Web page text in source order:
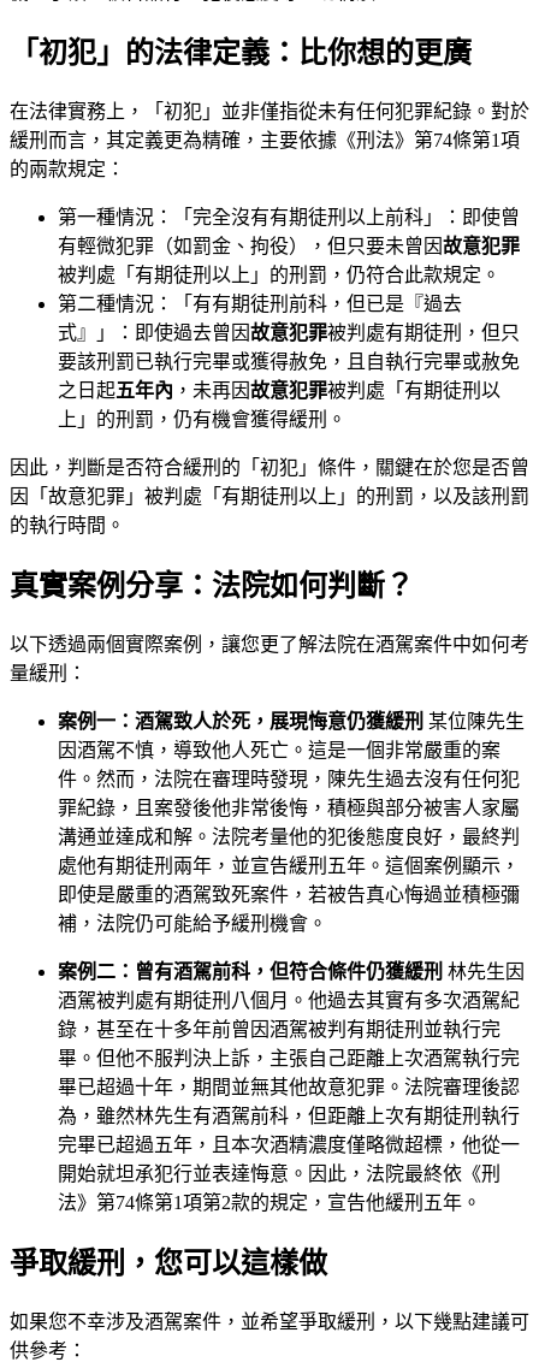
「初犯」的法律定義：比你想的更廣
在法律實務上，「初犯」並非僅指從未有任何犯罪紀錄。對於
緩刑而言，其定義更為精確，主要依據《刑法》第74條第1項
的兩款規定：
第一種情況：「完全沒有有期徒刑以上前科」：即使曾
有輕微犯罪（如罰金、拘役），但只要未曾因故意犯罪
被判處「有期徒刑以上」的刑罰，仍符合此款規定。
第二種情況：「有有期徒刑前科，但已是『過去
式』」：即使過去曾因故意犯罪被判處有期徒刑，但只
要該刑罰已執行完畢或獲得赦免，且自執行完畢或赦免
之日起五年內 ，未再因故意犯罪被判處「有期徒刑以
上」的刑罰，仍有機會獲得緩刑。
因此，判斷是否符合緩刑的「初犯」條件，關鍵在於您是否曾
因「故意犯罪」被判處「有期徒刑以上」的刑罰，以及該刑罰
的執行時間。
真實案例分享：法院如何判斷？
以下透過兩個實際案例，讓您更了解法院在酒駕案件中如何考
量緩刑：
案例一：酒駕致人於死，展現悔意仍獲緩刑 某位陳先生
因酒駕不慎，導致他人死亡。這是一個非常嚴重的案
件。然而，法院在審理時發現，陳先生過去沒有任何犯
罪紀錄，且案發後他非常後悔，積極與部分被害人家屬
溝通並達成和解。法院考量他的犯後態度良好，最終判
處他有期徒刑兩年，並宣告緩刑五年。這個案例顯示，
即使是嚴重的酒駕致死案件，若被告真心悔過並積極彌
補，法院仍可能給予緩刑機會。
案例二：曾有酒駕前科，但符合條件仍獲緩刑 林先生因
酒駕被判處有期徒刑八個月。他過去其實有多次酒駕紀
錄，甚至在十多年前曾因酒駕被判有期徒刑並執行完
畢。但他不服判決上訴，主張自己距離上次酒駕執行完
畢已超過十年，期間並無其他故意犯罪。法院審理後認
為，雖然林先生有酒駕前科，但距離上次有期徒刑執行
完畢已超過五年，且本次酒精濃度僅略微超標，他從一
開始就坦承犯行並表達悔意。因此，法院最終依《刑
法》第74條第1項第2款的規定，宣告他緩刑五年。
爭取緩刑，您可以這樣做
如果您不幸涉及酒駕案件，並希望爭取緩刑，以下幾點建議可
供參考：